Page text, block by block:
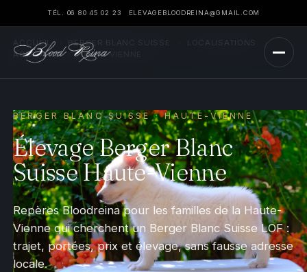
TÉL. 06 80 45 02 23 ELEVAGEBLOODREINA@GMAIL.COM
ACCUEIL BERGER BLANC SUISSE
›
AQUITAINE
HAUTE-VIENNE
BERGER BLANC SUISSE · HAUTE-VIENNE
Élevage Berger Blanc
Suisse Haute-Vienne
Repères Bloodreina pour les familles de la Haute-
Vienne qui cherchent un Berger Blanc Suisse LOF :
trajet, portées, prix et élevage, sans fausse adresse
locale.